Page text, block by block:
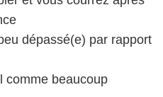
dépassé(e) par rapport
comme beaucoup